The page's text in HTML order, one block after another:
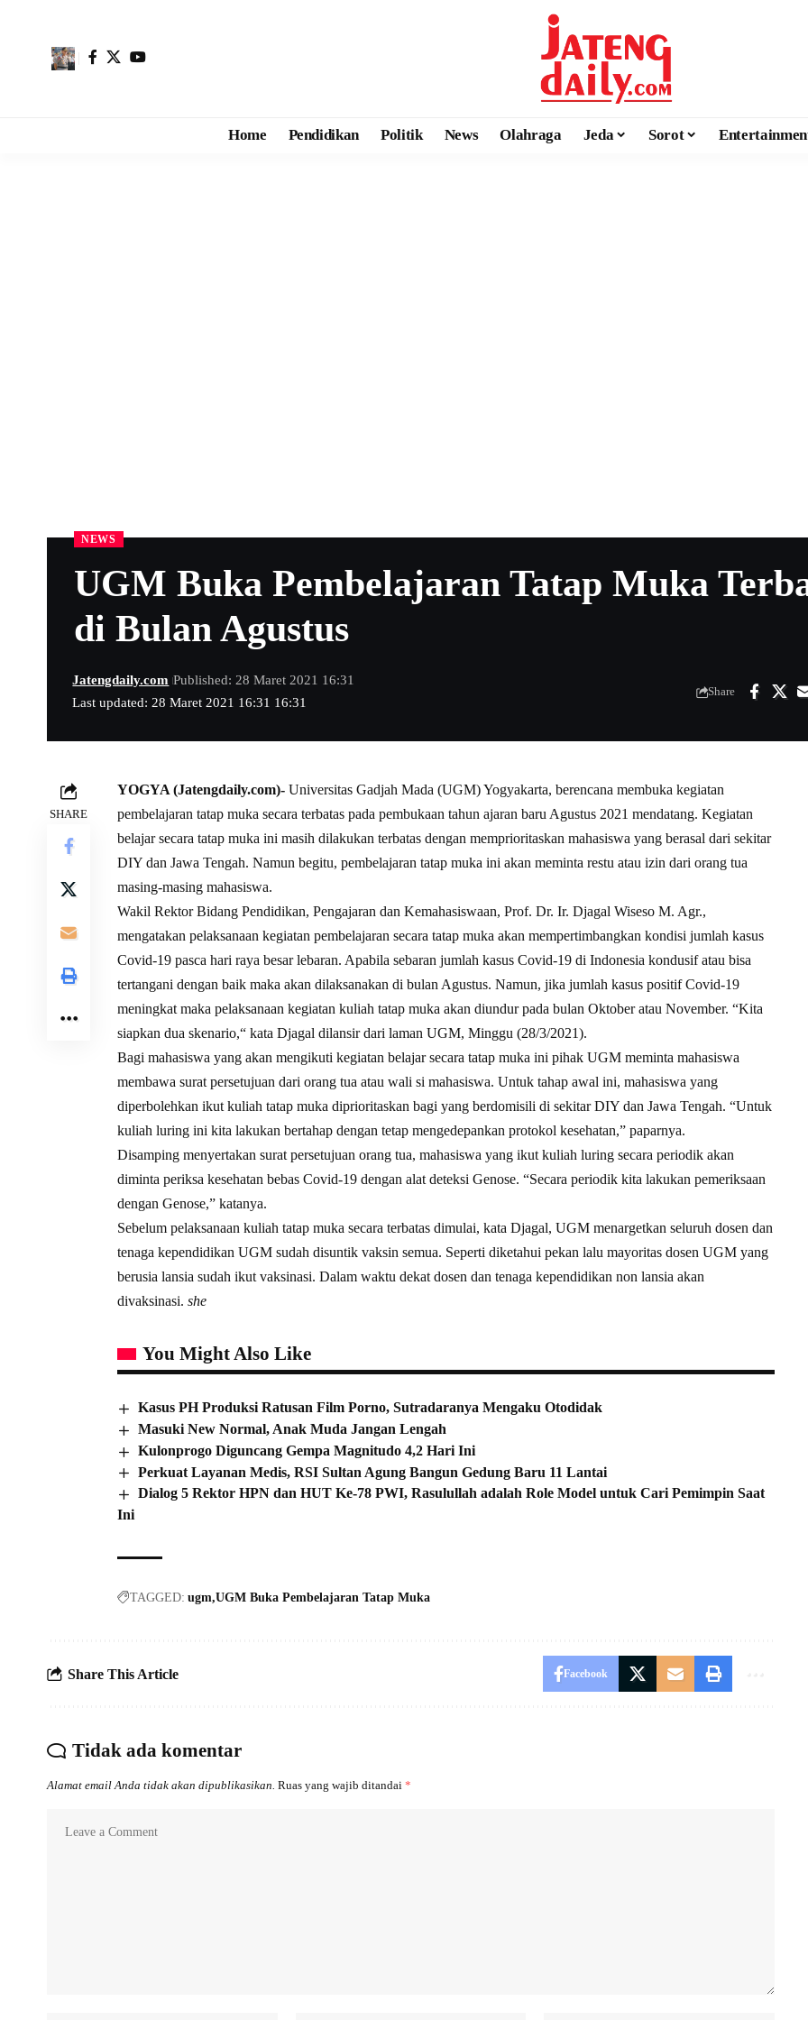
Home Pendidikan Politik News Olahraga Jeda Sorot
NEWS
UGM Buka Pembelajaran Tatap Muka
di Bulan Agustus
Last updated: 28 Maret 2021 16:31 16:31
Jatengdaily.com Published: 28 Maret 2021 16:31
Share
SHARE
YOGYA (Jatengdaily.com)- Universitas Gadjah Mada (UGM) Yogyakarta, berencana membuka kegiatan
pembelajaran tatap muka secara terbatas pada pembukaan tahun ajaran baru Agustus 2021 mendatang. Kegiatan
belajar secara tatap muka ini masih dilakukan terbatas dengan memprioritaskan mahasiswa yang berasal dari sekitar
DIY dan Jawa Tengah. Namun begitu, pembelajaran tatap muka ini akan meminta restu atau izin dari orang tua
masing-masing mahasiswa.
Wakil Rektor Bidang Pendidikan, Pengajaran dan Kemahasiswaan, Prof. Dr. Ir. Djagal Wiseso M. Agr.,
mengatakan pelaksanaan kegiatan pembelajaran secara tatap muka akan mempertimbangkan kondisi jumlah kasus
Covid-19 pasca hari raya besar lebaran. Apabila sebaran jumlah kasus Covid-19 di Indonesia kondusif atau bisa
tertangani dengan baik maka akan dilaksanakan di bulan Agustus. Namun, jika jumlah kasus positif Covid-19
meningkat maka pelaksanaan kegiatan kuliah tatap muka akan diundur pada bulan Oktober atau November. “Kita
siapkan dua skenario,“ kata Djagal dilansir dari laman UGM, Minggu (28/3/2021).
Bagi mahasiswa yang akan mengikuti kegiatan belajar secara tatap muka ini pihak UGM meminta mahasiswa
membawa surat persetujuan dari orang tua atau wali si mahasiswa. Untuk tahap awal ini, mahasiswa yang
diperbolehkan ikut kuliah tatap muka diprioritaskan bagi yang berdomisili di sekitar DIY dan Jawa Tengah. “Untuk
kuliah luring ini kita lakukan bertahap dengan tetap mengedepankan protokol kesehatan,” paparnya.
Disamping menyertakan surat persetujuan orang tua, mahasiswa yang ikut kuliah luring secara periodik akan
diminta periksa kesehatan bebas Covid-19 dengan alat deteksi Genose. “Secara periodik kita lakukan pemeriksaan
dengan Genose,” katanya.
Sebelum pelaksanaan kuliah tatap muka secara terbatas dimulai, kata Djagal, UGM menargetkan seluruh dosen dan
tenaga kependidikan UGM sudah disuntik vaksin semua. Seperti diketahui pekan lalu mayoritas dosen UGM yang
berusia lansia sudah ikut vaksinasi. Dalam waktu dekat dosen dan tenaga kependidikan non lansia akan
divaksinasi. she
You Might Also Like
Kasus PH Produksi Ratusan Film Porno, Sutradaranya Mengaku Otodidak
Masuki New Normal, Anak Muda Jangan Lengah
Kulonprogo Diguncang Gempa Magnitudo 4,2 Hari Ini
Perkuat Layanan Medis, RSI Sultan Agung Bangun Gedung Baru 11 Lantai
Dialog 5 Rektor HPN dan HUT Ke-78 PWI, Rasulullah adalah Role Model untuk Cari Pemimpin Saat
Ini
TAGGED: ugm UGM Buka Pembelajaran Tatap Muka
Share This Article Facebook
Tidak ada komentar
Alamat email Anda tidak akan dipublikasikan. Ruas yang wajib ditandai *